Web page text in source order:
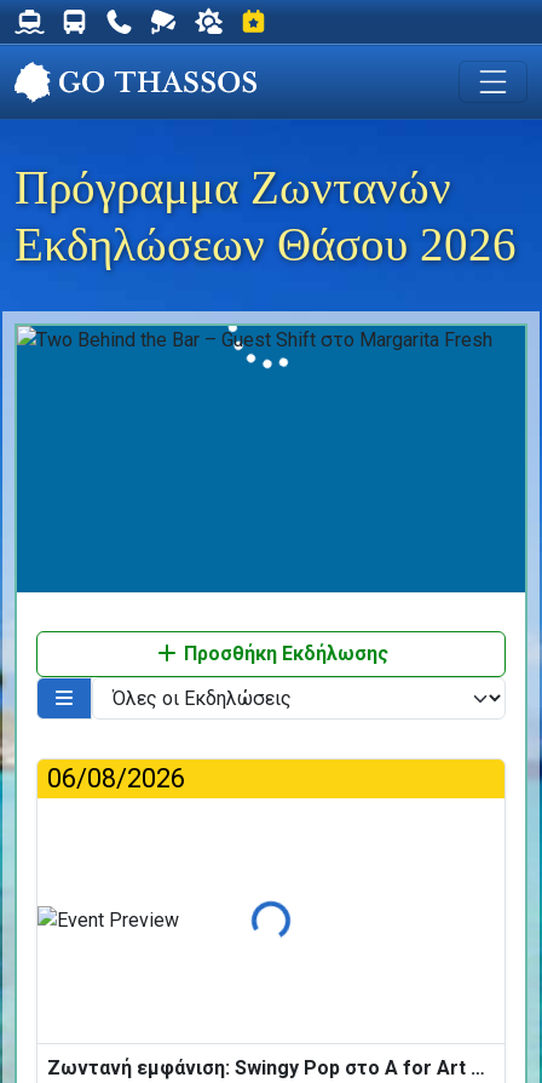
Δρομολόγια Φέρυ για Θάσο
Δρομολόγια Λεωφορείων Θάσου
Χρήσιμα Τηλέφωνα
Ζωντανή Κάμερα στη Χρυσή Ακτή
Ο καιρός στη Θάσο
Εκδηλώσεις στη Θάσο
Πρόγραμμα Ζωντανών
Εκδηλώσεων Θάσου 2026
Προσθήκη Εκδήλωσης
06/08/2026
Φόρτωση...
Ζωντανή εμφάνιση: Swingy Pop στο A for Art Design Hotel